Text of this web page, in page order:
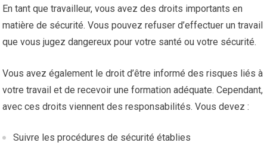
En tant que travailleur, vous avez des droits importants en
matière de sécurité. Vous pouvez refuser d’effectuer un travail
que vous jugez dangereux pour votre santé ou votre sécurité.
Vous avez également le droit d’être informé des risques liés à
votre travail et de recevoir une formation adéquate. Cependant,
avec ces droits viennent des responsabilités. Vous devez :
Suivre les procédures de sécurité établies